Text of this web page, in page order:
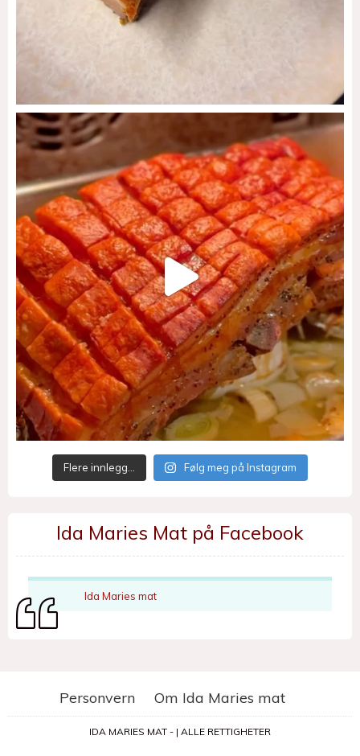
Flere innlegg… Følg meg på Instagram
Ida Maries Mat på Facebook
Ida Maries mat
Personvern Om Ida Maries mat
IDA MARIES MAT - | ALLE RETTIGHETER